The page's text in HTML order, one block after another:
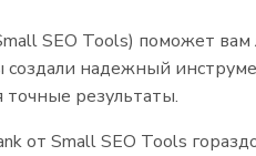
SEO Tools) поможет вам
надежный
результаты.
от Small SEO Tools